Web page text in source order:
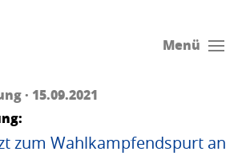
Menü
· 15.09.2021
zum Wahlkampfendspurt an